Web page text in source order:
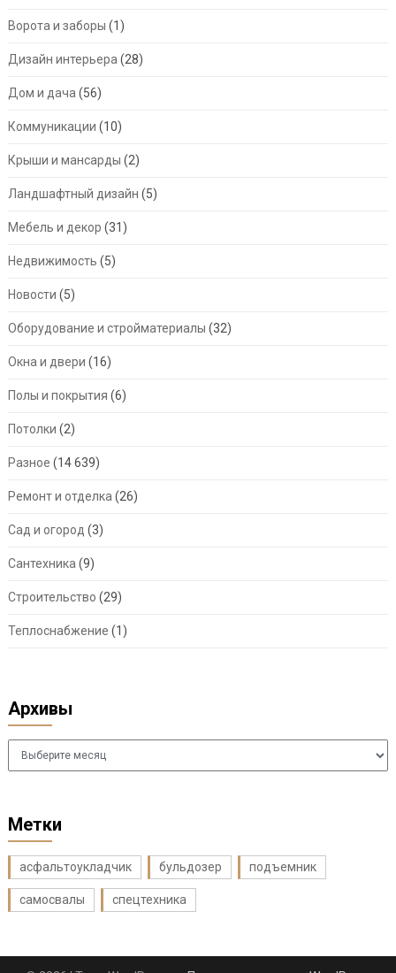
Ворота и заборы (1)
Дизайн интерьера (28)
Дом и дача (56)
Коммуникации (10)
Крыши и мансарды (2)
Ландшафтный дизайн (5)
Мебель и декор (31)
Недвижимость (5)
Новости (5)
Оборудование и стройматериалы (32)
Окна и двери (16)
Полы и покрытия (6)
Потолки (2)
Разное (14 639)
Ремонт и отделка (26)
Сад и огород (3)
Сантехника (9)
Строительство (29)
Теплоснабжение (1)
Архивы
Архивы
Метки
асфальтоукладчик бульдозер подъемник
самосвалы спецтехника